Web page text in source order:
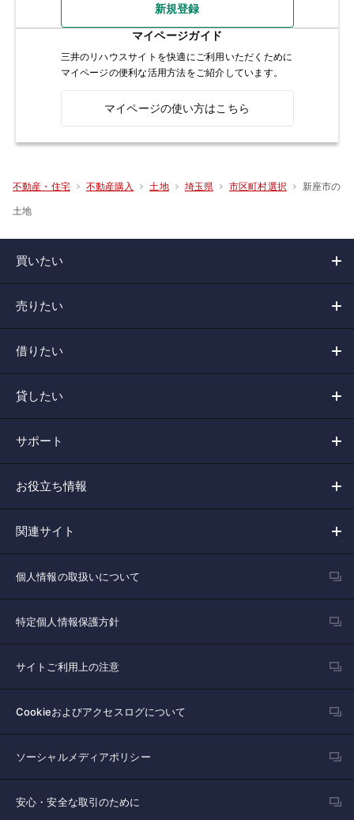
新規登録
マイページガイド
三井のリハウスサイトを快適にご利用いただくために
マイページの便利な活用方法をご紹介しています。
マイページの使い方はこちら
不動産・住宅 不動産購入 土地 埼玉県 市区町村選択 新座市の
土地
買いたい
売りたい
借りたい
貸したい
サポート
お役立ち情報
関連サイト
個人情報の取扱いについて
特定個人情報保護方針
サイトご利用上の注意
Cookieおよびアクセスログについて
ソーシャルメディアポリシー
安心・安全な取引のために